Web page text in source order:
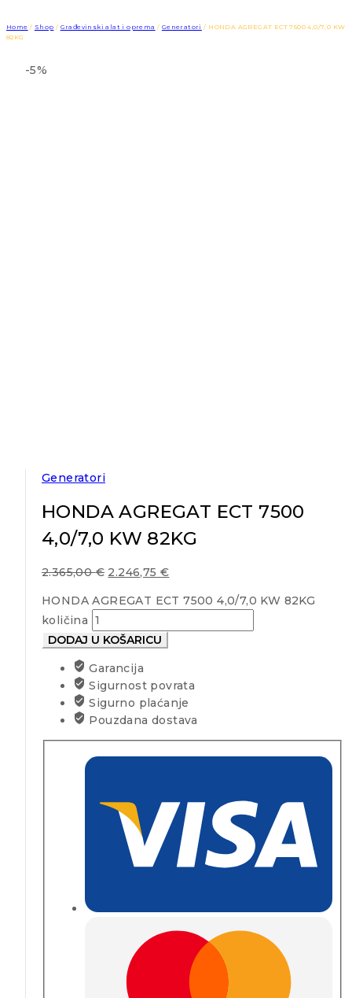
Home / Shop / Građevinski alat i oprema / Generatori / HONDA AGREGAT ECT 7500 4,0/7,0 KW
82KG
-5%
Generatori
HONDA AGREGAT ECT 7500
4,0/7,0 KW 82KG
2.365,00€ 2.246,75€
HONDA AGREGAT ECT 7500 4,0/7,0 KW 82KG
količina
DODAJ U KOŠARICU
Garancija
Sigurnost povrata
Sigurno plaćanje
Pouzdana dostava